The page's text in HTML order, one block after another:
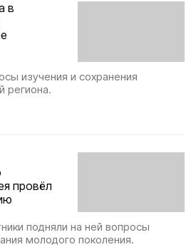
в
изучения и сохранения
региона.
провёл
подняли на ней вопросы
молодого поколения.